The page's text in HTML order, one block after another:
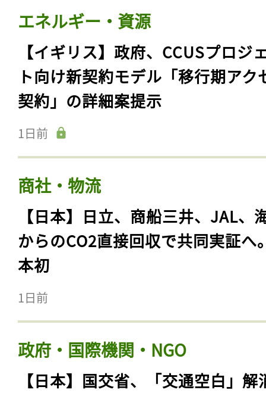
エネルギー・資源
【イギリス】政府、CCUSプロジ
ト向け新契約モデル「移行期アク
契約」の詳細案提示
1日前
商社・物流
【日本】日立、商船三井、JAL、
からのCO2直接回収で共同実証へ
本初
1日前
政府・国際機関・NGO
【日本】国交省、「交通空白」解